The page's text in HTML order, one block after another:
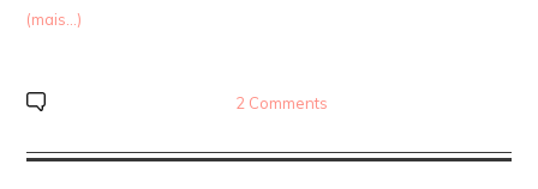
(mais…)
2 Comments